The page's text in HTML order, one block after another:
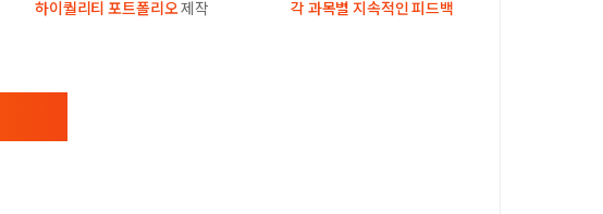
하이퀄리티 포트폴리오제작
각 과목별 지속적인 피드백